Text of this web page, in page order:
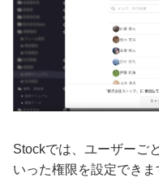
Stockでは、ユーザーご
いった権限を設定でき